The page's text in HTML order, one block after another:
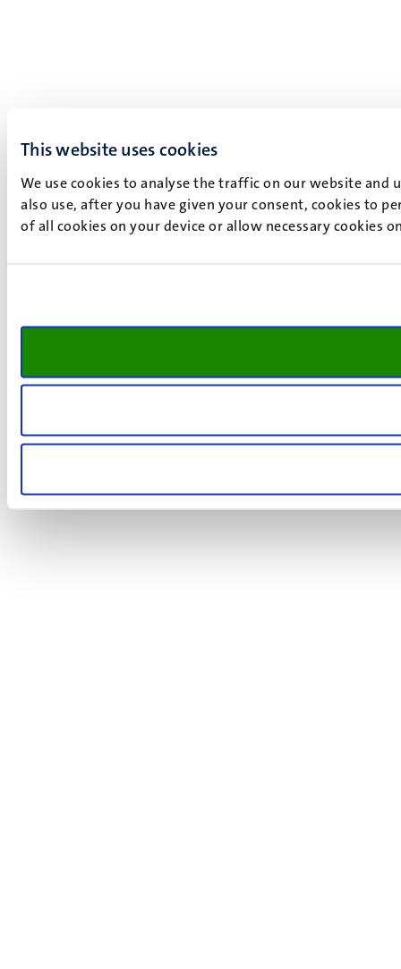
This website uses cookies
We use cookies to analyse the traffic on our website and
also use, after you have given your consent, cookies to
of all cookies on your device or allow necessary cookies